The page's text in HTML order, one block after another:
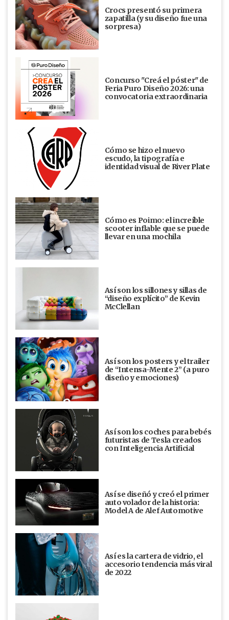
Crocs presentó su primera
zapatilla (y su diseño fue una
sorpresa)
Concurso "Creá el póster" de
Feria Puro Diseño 2026: una
convocatoria extraordinaria
Cómo se hizo el nuevo
escudo, la tipografía e
identidad visual de River Plate
Cómo es Poimo: el increíble
scooter inflable que se puede
llevar en una mochila
Así son los sillones y sillas de
“diseño explícito” de Kevin
McClellan
Así son los posters y el trailer
de “Intensa-Mente 2” (a puro
diseño y emociones)
Así son los coches para bebés
futuristas de Tesla creados
con Inteligencia Artificial
Así se diseñó y creó el primer
auto volador de la historia:
Model A de Alef Automotive
Así es la cartera de vidrio, el
accesorio tendencia más viral
de 2022